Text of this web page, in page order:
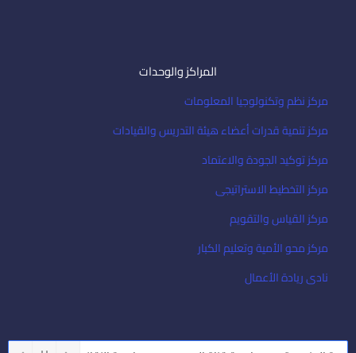
المراكز والوحدات
مركز نظم وتكنولوجيا المعلومات
مركز تنمية قدرات أعضاء هيئة التدريس والقيادات
مركز توكيد الجودة والاعتماد
مركز التخطيط الاستراتيجى
مركز القياس والتقويم
مركز محو الأمية وتعليم الكبار
نادى ريادة الأعمال